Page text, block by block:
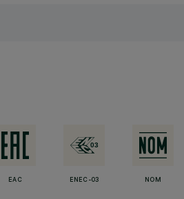
EAC ENEC-03 NOM